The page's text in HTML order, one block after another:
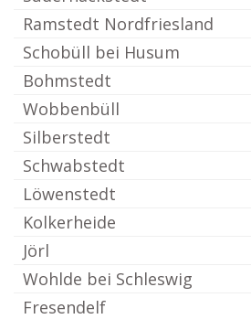
Ramstedt Nordfriesland
Schobüll bei Husum
Bohmstedt
Wobbenbüll
Silberstedt
Schwabstedt
Löwenstedt
Kolkerheide
Jörl
Wohlde bei Schleswig
Fresendelf